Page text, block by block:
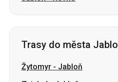
Žytomyr-Jabloň
Nadvirna- Jabloň
Chmelnyckyj-Jabloň